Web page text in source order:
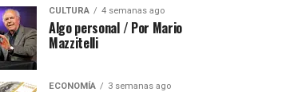
CULTURA 4 semanas ago
Algo personal / Por Mario
Mazzitelli
ECONOMÍA 3 semanas ago